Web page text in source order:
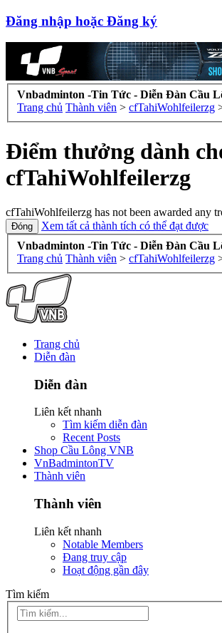
Đăng nhập hoặc Đăng ký
Vnbadminton -Tin Tức - Diễn Đàn Cầu
Trang chủ Thành viên > cfTahiWohlfeilerzg
Điểm thưởng dành
cfTahiWohlfeilerzg
cfTahiWohlfeilerzg has not been awarded any
Xem tất cả thành tích có thể đạt được
Vnbadminton -Tin Tức - Diễn Đàn Cầu
Trang chủ Thành viên > cfTahiWohlfeilerzg
Trang chủ
Diễn đàn
Diễn đàn
Liên kết nhanh
Tìm kiếm diễn đàn
Recent Posts
Shop Cầu Lông VNB
VnBadmintonTV
Thành viên
Thành viên
Liên kết nhanh
Notable Members
Đang truy cập
Hoạt động gần đây
Tìm kiếm